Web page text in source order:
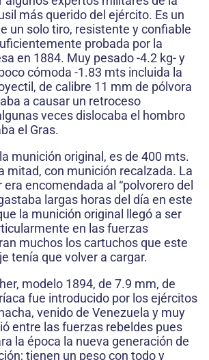
más querido del ejército. Es un
un solo tiro, resistente y confiable
probada por la
en 1884. Muy pesado -4.2 kg- y
cómoda -1.83 mts incluida la
de calibre 11 mm de pólvora
a causar un retroceso
veces dislocaba el hombro
el Gras.
munición original, es de 400 mts.
mitad, con munición recalzada. La
era encomendada al “polvorero del
largas horas del día en este
la munición original llegó a ser
en las fuerzas
muchos los cartuchos que este
tenía que volver a cargar.
modelo 1894, de 7.9 mm, de
fue introducido por los ejércitos
venido de Venezuela y muy
entre las fuerzas rebeldes pues
la época la nueva generación de
tienen un peso con todo y